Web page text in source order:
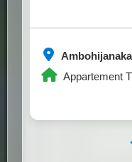
Ambohijanaka
Appartement